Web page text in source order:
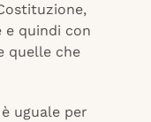
e quindi con
quelle che
uguale per